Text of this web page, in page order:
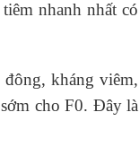
nhanh nhất có
kháng viêm,
cho F0. Đây là